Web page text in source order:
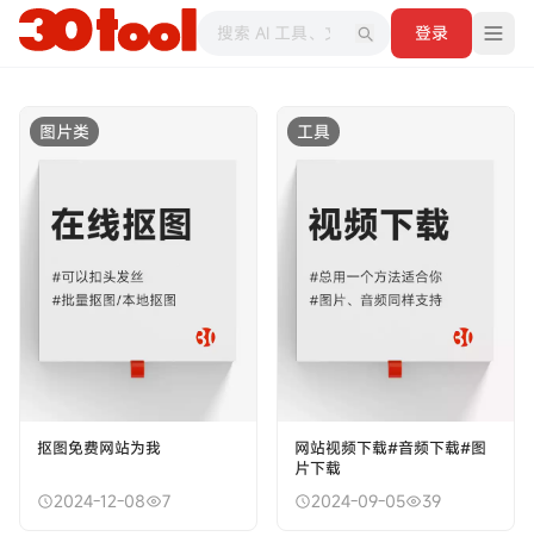
登录
图片类
抠图免费网站为我
2024-12-08 7
工具
网站视频下载#音频下载#图
片下载
2024-09-05 39